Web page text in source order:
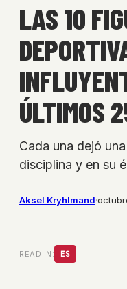
LAS 10
ÚLTIMOS
Cada una dejó
disciplina y en su
Aksel Kryhlmand·
READ IN: ES